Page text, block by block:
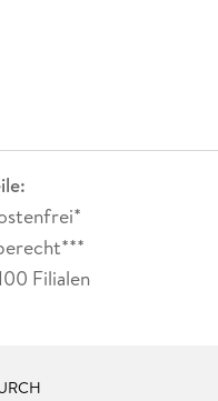
Filialen